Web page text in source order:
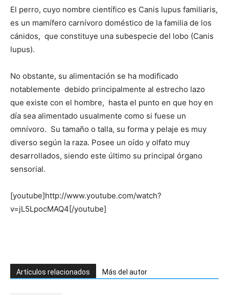
–
de
El perro, cuyo nombre científico es Canis lupus familiaris,
es un mamífero carnívoro doméstico de la familia de los
cánidos, que constituye una subespecie del lobo (Canis
lupus).
No obstante, su alimentación se ha modificado
notablemente debido principalmente al estrecho lazo
que existe con el hombre, hasta el punto en que hoy en
día sea alimentado usualmente como si fuese un
omnívoro. Su tamaño o talla, su forma y pelaje es muy
diverso según la raza. Posee un oído y olfato muy
desarrollados, siendo este último su principal órgano
sensorial.
[youtube]http://www.youtube.com/watch?
v=jL5LpocMAQ4[/youtube]
Artículos relacionados Más del autor